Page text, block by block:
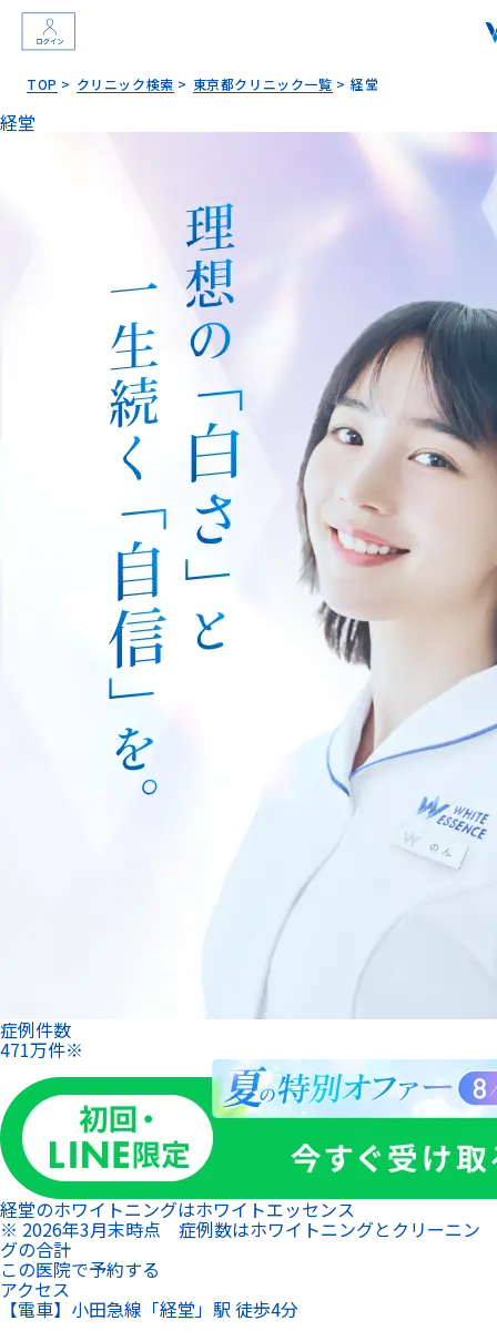
TOP クリニック検索 東京都クリニック一覧 経堂
経堂
症例件数
471万件※
経堂のホワイトニングはホワイトエッセンス
※ 2026年3月末時点 症例数はホワイトニングとクリーニン
グの合計
この医院で予約する
アクセス
【電車】小田急線「経堂」駅 徒歩4分